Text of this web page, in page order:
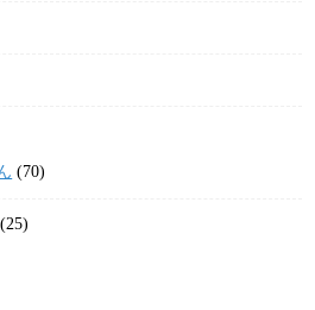
(70)
(25)